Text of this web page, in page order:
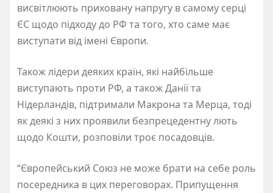
висвітлюють приховану напругу в самому серці
ЄС щодо підходу до РФ та того, хто саме має
виступати від імені Європи.
Також лідери деяких країн, які найбільше
виступають проти РФ, а також Данії та
Нідерландів, підтримали Макрона та Мерца, тоді
як деякі з них проявили безпрецедентну лють
щодо Кошти, розповіли троє посадовців.
“Європейський Союз не може брати на себе роль
посередника в цих переговорах. Припущення